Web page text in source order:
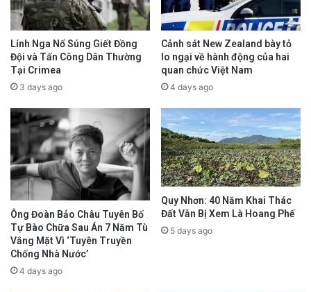
ảnh tích cực, đại diện cho sự khéo léo trong
bối cảnh quốc tế đầy biến động. Tuy nhiên,
việc liên tiếp mời hai quốc gia nổi tiếng bá
quyền – Trung Quốc và Nga – tham gia duyệt
đất nước, lại khiến dư luận đặt câu hỏi: liệu đó
là sự khéo léo hay là biểu hiện xum xoe cúi
đầu?
advertisement
Lính Nga Nổ Súng Giết Đồng
Đội và Tấn Công Dân Thường
Tại Crimea
3 days ago
Cảnh sát New Zealand bày tỏ
lo ngại về hành động của hai
quan chức Việt Nam
4 days ago
Ông Đoàn Bảo Châu Tuyên Bố
Tự Bào Chữa Sau Án 7 Năm Tù
Vắng Mặt Vì ‘Tuyên Truyền
Chống Nhà Nước’
4 days ago
Quy Nhơn: 40 Năm Khai Thác
Đất Vẫn Bị Xem Là Hoang Phế
5 days ago